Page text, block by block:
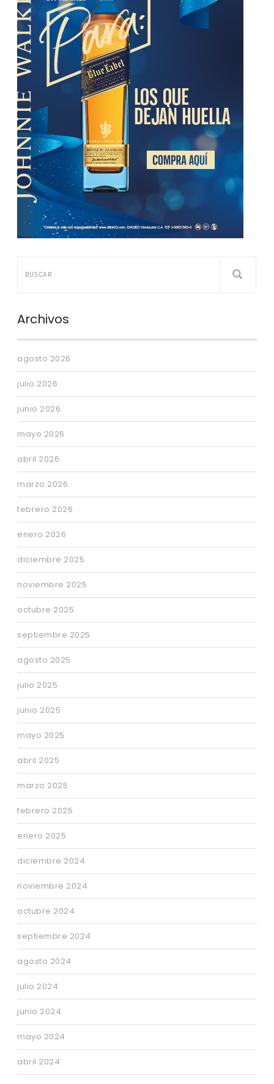
Archivos
agosto 2026
julio 2026
junio 2026
mayo 2026
abril 2026
marzo 2026
febrero 2026
enero 2026
diciembre 2025
noviembre 2025
octubre 2025
septiembre 2025
agosto 2025
julio 2025
junio 2025
mayo 2025
abril 2025
marzo 2025
febrero 2025
enero 2025
diciembre 2024
noviembre 2024
octubre 2024
septiembre 2024
agosto 2024
julio 2024
junio 2024
mayo 2024
abril 2024